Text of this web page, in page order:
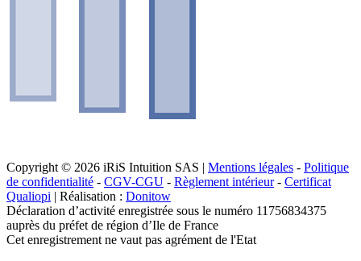
Copyright © 2026 iRiS Intuition SAS | Mentions légales - Politique
de confidentialité - CGV-CGU - Règlement intérieur- Certificat
Qualiopi | Réalisation : Donitow
Déclaration d’activité enregistrée sous le numéro 11756834375
auprès du préfet de région d’Ile de France
Cet enregistrement ne vaut pas agrément de l'Etat